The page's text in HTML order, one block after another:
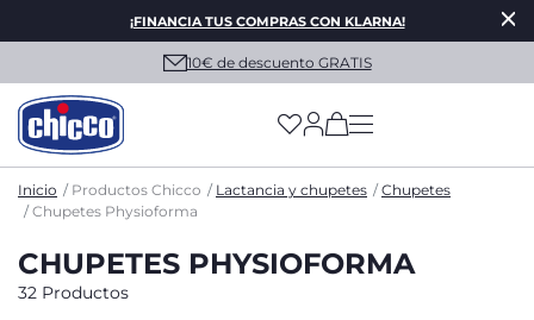
¡FINANCIA TUS COMPRAS CON KLARNA!
10€ de descuento GRATIS
(has more options
Inicio Productos Chicco Lactancia y chupetes
Chupetes
Chupetes Physioforma
CHUPETES PHYSIOFORMA
32 Productos